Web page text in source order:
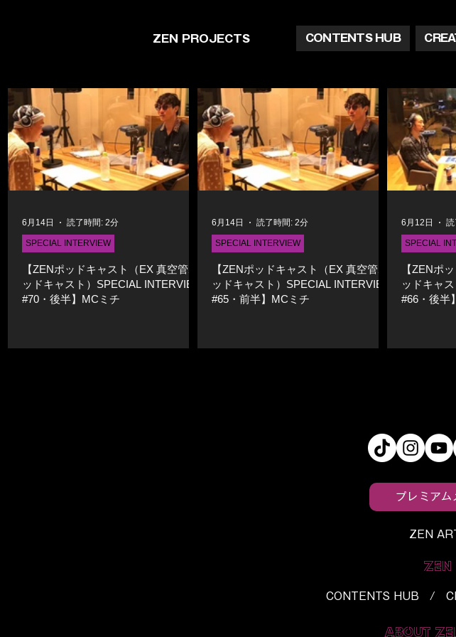
ZEN PROJECTS CONTENTS HUB
【ZENポッドキャスト（EX 真空管ポ
ッドキャスト）SPECIAL INTERVIEW
#70・後半】MCミチ
SPECIAL INTERVIEW
6月14日 読了時間: 2分
【ZENポッドキャスト（EX 真空管ポ
ッドキャスト）SPECIAL INTERVIEW
#65・前半】MCミチ
SPECIAL INTERVIEW
6月14日 読了時間: 2分
【ZENポ
ッドキャ
#66・後半
SPECIAL
6月12日
プレミアム
ZEN
ZEN
CONTENTS HUB /
ABOUT